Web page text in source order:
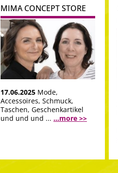
MIMA CONCEPT STORE
17.06.2025 Mode,
Accessoires, Schmuck,
Taschen, Geschenkartikel
und und und ... ...more >>